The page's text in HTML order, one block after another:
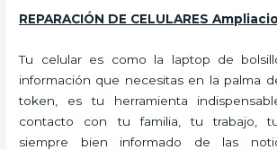
REPARACIÓN DE CELULARES
Tu celular es como la laptop de
información que necesitas en la palma
token, es tu herramienta
contacto con tu familia, tu trabajo,
siempre bien informado de las